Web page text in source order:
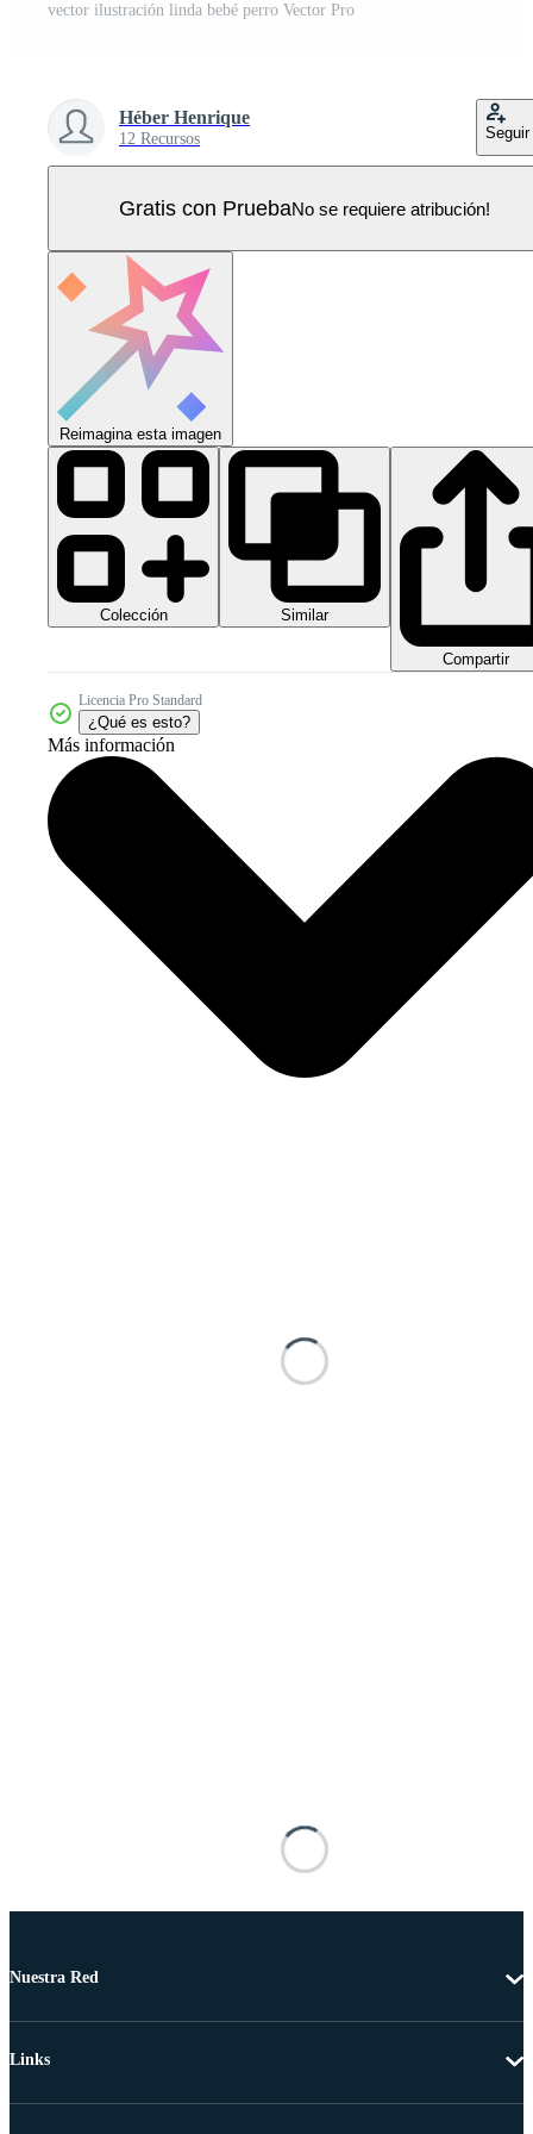
vector ilustración linda bebé perro Vector Pro
Héber Henrique
12 Recursos Seguir
Gratis con PruebaNo se requiere atribución!
Reimagina esta imagen
Colección Similar
Compartir
Licencia Pro Standard
¿Qué es esto?
Más información
Nuestra Red
Links